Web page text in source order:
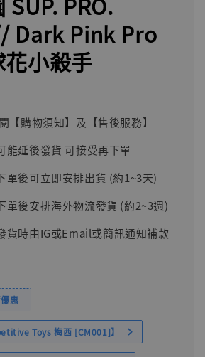
Dark Pink Pro
小殺手
【購物須知】及【售後服務】
能延後發貨 可接受再下單
單後可立即安排出貨 (約1~3天)
單後安排海外物流發貨 (約2~3週)
貨時由IG或Email或簡訊通知補款
惠
Toys 梅西 [CM001]】